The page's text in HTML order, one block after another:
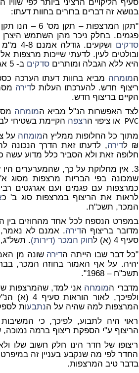
סעיף הליקויים הרציני ביותר לפי
בנושא זה דברים ברורים בחוות דעתו:
"תקן המרצפות – תקן מס' 6 – הנו תקן רשמי. צודק ה
פגמים. בחלק ניכר מהן השתמש היצרן
סדקים
ובולטים לעין. לדעתי שייכות מרצפות
היא ללא הגבלה ומותריםסדקים ב- 5 אגרגטים בכל מרצפת".
המומחה מביא בחוות דעתו הערכה
ריצוף חדש. להערכתו העלות לדירה
הקיים בריצוף חדש.
לצד האפשרות הנ"ל מביא המומחה
PVC או ציפוי הרצפה הקיימת בשטיחי
מתוך כל החלופות ממליץ המומחה
₪ לדירה, לדעתו זאת הדרך הנכונה
חלופה זאת ולא הסביר כלל מדוע עשה
3. אין מחלוקת על כך, שהמערערים
שמכונה בפי הבריות מרצפות מסוג
כמרצפות עם פגמים ועם אגרגטים
לראות את הריצוף במרצפות סוג ב' כ
המכר, תשכ"ח.
במפרט הנספח לכל אחד מהחוזים בין
מדובר בריצוף הדירה. אמנם לא נאמר,
סעיף 4 (א) ל
חוק המכר (דירות).
"כל דבר שבו הייתה הדירה שונה מן
יהיה. על אף האמור בחוזה המכר,
תשכ"ח – 1968".
מדברי המומחה
ולפיכך, לאור הוראות סעיף 4 (א) הנ"ל ל
המרצפות למה שהיה על הנתבעות
ראוי היה לתבוע, לפיכך, כי
הריצוף ע"י הספקת ריצוף ברמה
ריצופו של חדר הינו חלק חשוב שלו
בדבר טיב המרצפות.